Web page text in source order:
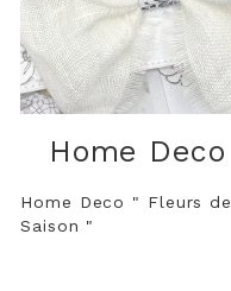
Home Deco
Home Deco " Fleurs de
Saison "